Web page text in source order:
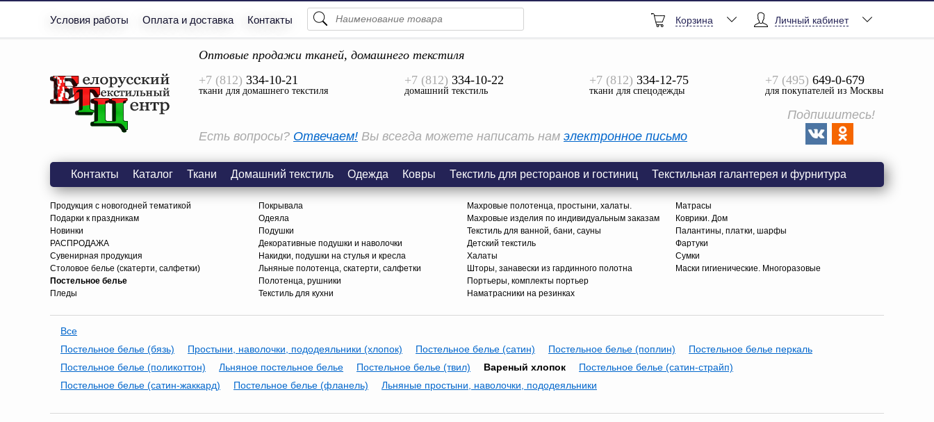
Условия работы Оплата и доставка Контакты
Просмотреть Все
Личный кабинет
Корзина
Оптовые продажи тканей, домашнего текстиля
+7 (812) 334-10-21
ткани для домашнего текстиля
+7 (812) 334-10-22
домашний текстиль
+7 (812) 334-12-75
ткани для спецодежды
+7 (495) 649-0-679
для покупателей из Москвы
Есть вопросы? Отвечаем! Вы всегда можете написать нам электронное письмо
Подпишитесь!
Контакты Каталог Ткани Домашний текстиль Одежда Ковры Текстиль для ресторанов и гостиниц Текстильная галантерея и фурнитура
Продукция с новогодней тематикой
Подарки к праздникам
Новинки
РАСПРОДАЖА
Сувенирная продукция
Столовое белье (скатерти, салфетки)
Постельное белье
Пледы
Покрывала
Одеяла
Подушки
Декоративные подушки и наволочки
Накидки, подушки на стулья и кресла
Льняные полотенца, скатерти, салфетки
Полотенца, рушники
Текстиль для кухни
Махровые полотенца, простыни, халаты.
Махровые изделия по индивидуальным заказам
Текстиль для ванной, бани, сауны
Детский текстиль
Халаты
Шторы, занавески из гардинного полотна
Портьеры, комплекты портьер
Наматрасники на резинках
Матрасы
Коврики. Дом
Палантины, платки, шарфы
Фартуки
Сумки
Маски гигиенические. Многоразовые
Все
Постельное белье (бязь)
Простыни, наволочки, пододеяльники (хлопок) Постельное белье (сатин) Постельное белье (поплин)
Постельное белье перкаль
Постельное белье (поликоттон)
Льняное постельное белье Постельное белье (твил) Вареный хлопок
Постельное белье (сатин-страйп)
Постельное белье (сатин-жаккард)
Постельное белье (фланель) Льняные простыни, наволочки, пододеяльники